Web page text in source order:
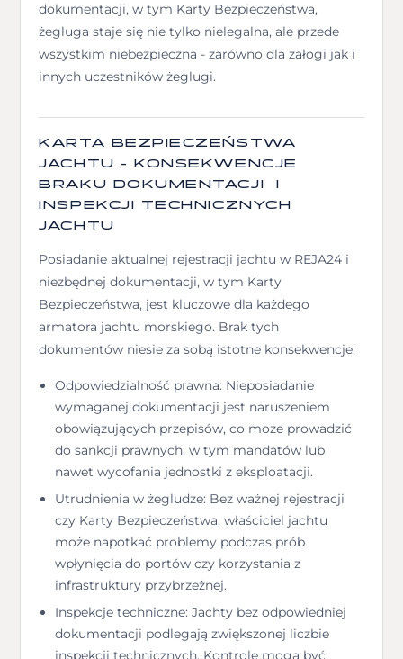
dokumentacji, w tym Karty Bezpieczeństwa,
żegluga staje się nie tylko nielegalna, ale przede
wszystkim niebezpieczna - zarówno dla załogi jak i
innych uczestników żeglugi.
KARTA BEZPIECZEŃSTWA
JACHTU - KONSEKWENCJE
BRAKU DOKUMENTACJI I
INSPEKCJI TECHNICZNYCH
JACHTU
Posiadanie aktualnej rejestracji jachtu w REJA24 i
niezbędnej dokumentacji, w tym Karty
Bezpieczeństwa, jest kluczowe dla każdego
armatora jachtu morskiego. Brak tych
dokumentów niesie za sobą istotne konsekwencje:
Odpowiedzialność prawna: Nieposiadanie
wymaganej dokumentacji jest naruszeniem
obowiązujących przepisów, co może prowadzić
do sankcji prawnych, w tym mandatów lub
nawet wycofania jednostki z eksploatacji.
Utrudnienia w żegludze: Bez ważnej rejestracji
czy Karty Bezpieczeństwa, właściciel jachtu
może napotkać problemy podczas prób
wpłynięcia do portów czy korzystania z
infrastruktury przybrzeżnej.
Inspekcje techniczne: Jachty bez odpowiedniej
dokumentacji podlegają zwiększonej liczbie
inspekcji technicznych. Kontrole mogą być